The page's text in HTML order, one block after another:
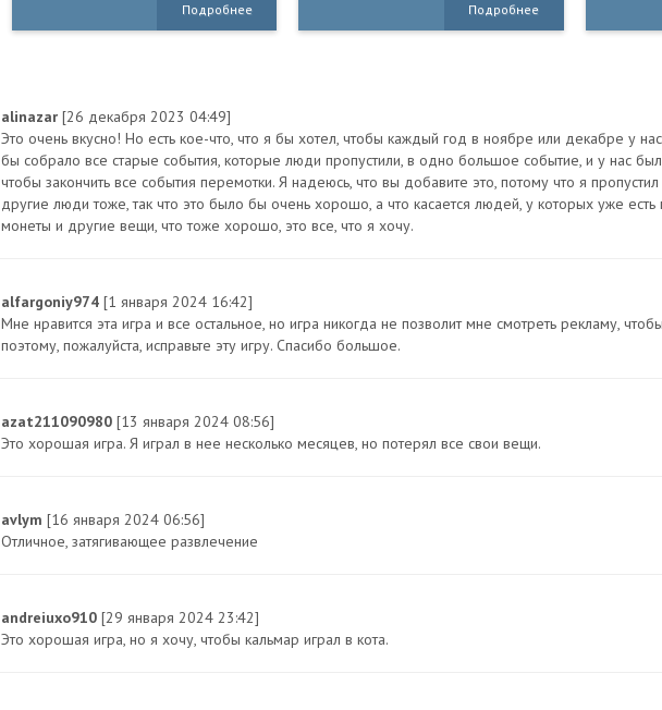
Подробнее Подробнее
alinazar [26 декабря 2023 04:49]
Это очень вкусно! Но есть кое-что, что я бы хотел, чтобы каждый год в ноябре или декабре у
бы собрало все старые события, которые люди пропустили, в одно большое событие, и у нас
чтобы закончить все события перемотки. Я надеюсь, что вы добавите это, потому что я
другие люди тоже, так что это было бы очень хорошо, а что касается людей, у которых уже есть
монеты и другие вещи, что тоже хорошо, это все, что я хочу.
alfargoniy974 [1 января 2024 16:42]
Мне нравится эта игра и все остальное, но игра никогда не позволит мне смотреть рекламу,
поэтому, пожалуйста, исправьте эту игру. Спасибо большое.
azat211090980 [13 января 2024 08:56]
Это хорошая игра. Я играл в нее несколько месяцев, но потерял все свои вещи.
avlym [16 января 2024 06:56]
Отличное, затягивающее развлечение
andreiuxo910 [29 января 2024 23:42]
Это хорошая игра, но я хочу, чтобы кальмар играл в кота.